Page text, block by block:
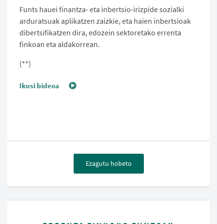
Funts hauei finantza- eta inbertsio-irizpide sozialki
arduratsuak aplikatzen zaizkie, eta haien inbertsioak
dibertsifikatzen dira, edozein sektoretako errenta
finkoan eta aldakorrean.
(**)
Ikusi bideoa
Ezagutu hobeto